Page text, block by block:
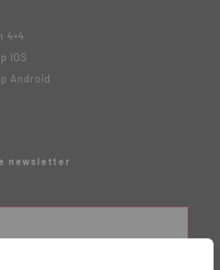
4×4
IOS
Android
newsletter